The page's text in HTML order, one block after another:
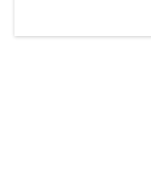
Der Weinbau